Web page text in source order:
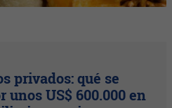
privados: qué se
unos US$ 600.000 en